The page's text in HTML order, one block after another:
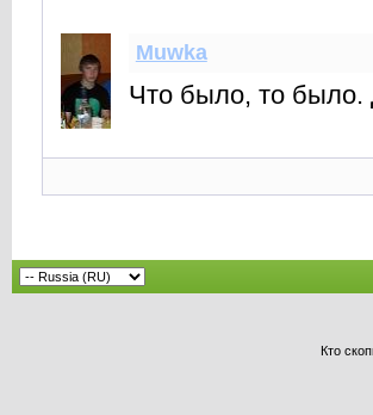
Muwka
Что было, то было.
Кто